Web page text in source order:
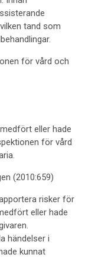
tand som
för vård och
eller hade
för vård
(2010:659)
risker för
eller hade
händelser i
kunnat